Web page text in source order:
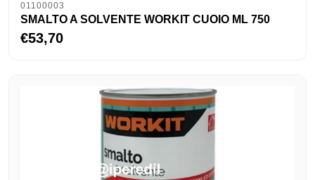
01100003
SMALTO A SOLVENTE WORKIT CUOIO ML 750
€53,70